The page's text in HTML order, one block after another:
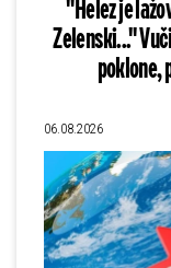
"Helez je
Zelenski..."
poklone,
06.08.2026